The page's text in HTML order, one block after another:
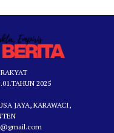
2025
JAYA, KARAWACI,